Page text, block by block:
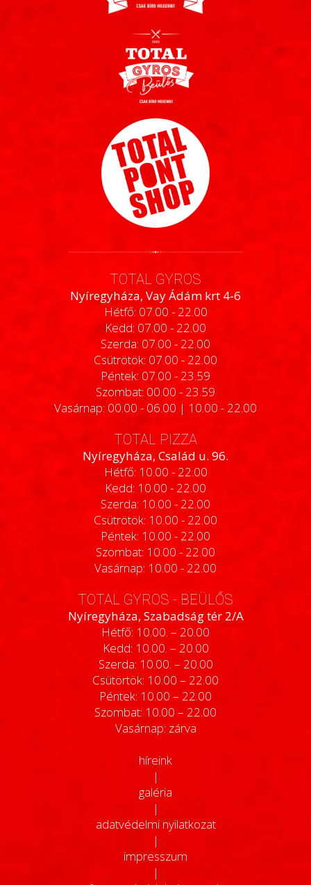
TOTAL GYROS
Nyíregyháza, Vay Ádám krt 4-6
Hétfő: 07.00 - 22.00
Kedd: 07.00 - 22.00
Szerda: 07.00 - 22.00
Csütrötök: 07.00 - 22.00
Péntek: 07.00 - 23.59
Szombat: 00.00 - 23.59
Vasárnap: 00.00 - 06.00 | 10.00 - 22.00
TOTAL PIZZA
Nyíregyháza, Család u. 96.
Hétfő: 10.00 - 22.00
Kedd: 10.00 - 22.00
Szerda: 10.00 - 22.00
Csütrötök: 10.00 - 22.00
Péntek: 10.00 - 22.00
Szombat: 10.00 - 22.00
Vasárnap: 10.00 - 22.00
TOTAL GYROS - BEÜLŐS
Nyíregyháza, Szabadság tér 2/A
Hétfő: 10.00. – 20.00
Kedd: 10.00. – 20.00
Szerda: 10.00. – 20.00
Csütörtök: 10.00 – 22.00
Péntek: 10.00 – 22.00
Szombat: 10.00 – 22.00
Vasárnap: zárva
híreink
|
galéria
|
adatvédelmi nyilatkozat
|
impresszum
|